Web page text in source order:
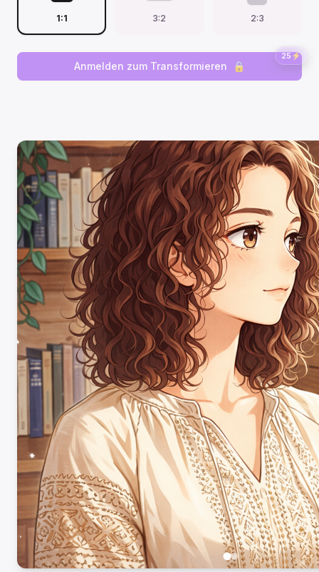
1:1 3:2 2:3
25 ⚡
Anmelden zum Transformieren 🔒